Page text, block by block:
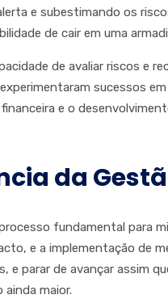
e subestimando os
de cair em uma
de avaliar riscos e
sucessos
e o
da
fundamental para
e a implementação de
e parar de avançar assim
ainda maior.